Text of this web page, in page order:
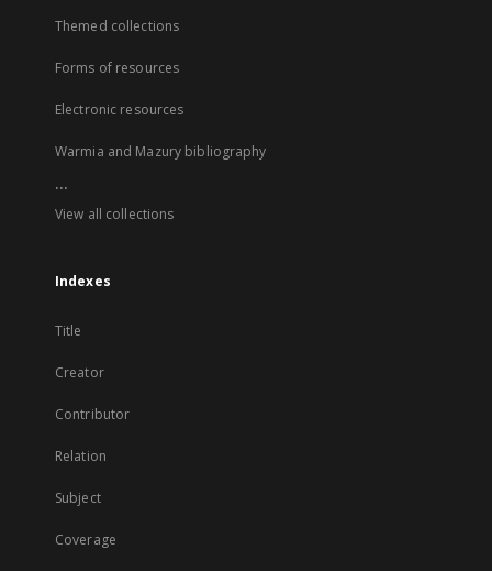
Themed collections
Forms of resources
Electronic resources
Warmia and Mazury bibliography
...
View all collections
Indexes
Title
Creator
Contributor
Relation
Subject
Coverage